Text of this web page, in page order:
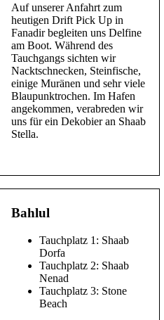
Auf unserer Anfahrt zum
heutigen Drift Pick Up in
Fanadir begleiten uns Delfine
am Boot. Während des
Tauchgangs sichten wir
Nacktschnecken, Steinfische,
einige Muränen und sehr viele
Blaupunktrochen. Im Hafen
angekommen, verabreden wir
uns für ein Dekobier an Shaab
Stella.
Bahlul
Tauchplatz 1: Shaab
Dorfa
Tauchplatz 2: Shaab
Nenad
Tauchplatz 3: Stone
Beach